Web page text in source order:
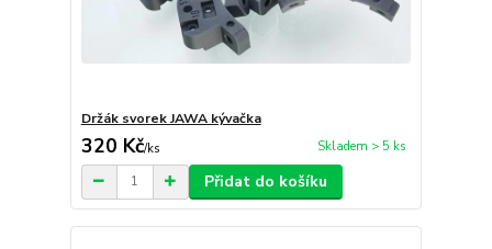
Držák svorek JAWA kývačka
320 Kč/ks Skladem > 5 ks
Přidat do košíku